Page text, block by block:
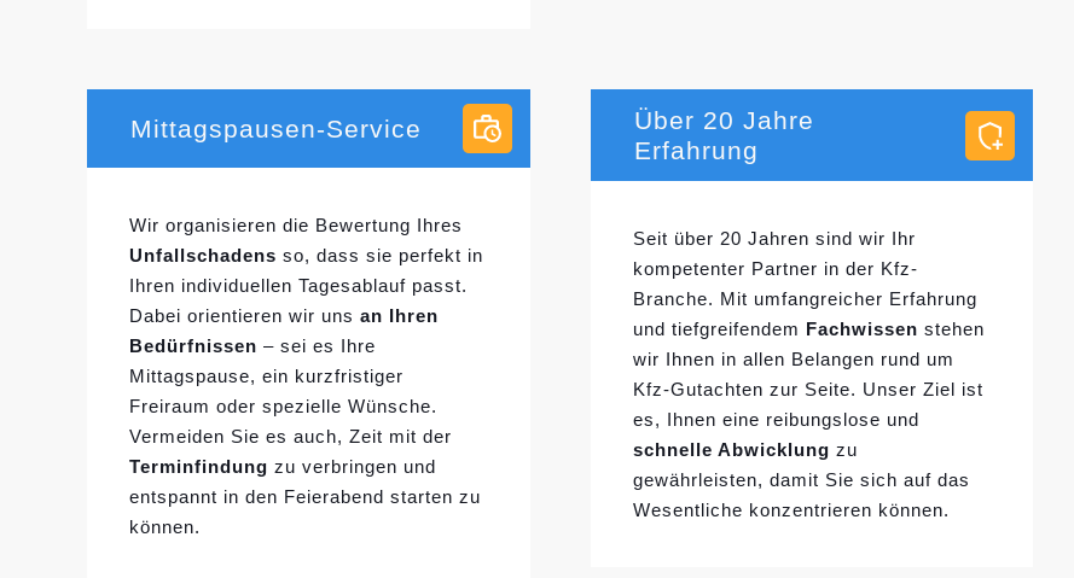
Mittagspausen-Service
Wir organisieren die Bewertung Ihres
Unfallschadens so, dass sie perfekt in
Ihren individuellen Tagesablauf passt.
Dabei orientieren wir uns an Ihren
Bedürfnissen – sei es Ihre
Mittagspause, ein kurzfristiger
Freiraum oder spezielle Wünsche.
Vermeiden Sie es auch, Zeit mit der
Terminfindung zu verbringen und
entspannt in den Feierabend starten zu
können.
Über 20 Jahre
Erfahrung
Seit über 20 Jahren sind wir Ihr
kompetenter Partner in der Kfz-
Branche. Mit umfangreicher Erfahrung
und tiefgreifendem Fachwissen stehen
wir Ihnen in allen Belangen rund um
Kfz-Gutachten zur Seite. Unser Ziel ist
es, Ihnen eine reibungslose und
schnelle Abwicklung zu
gewährleisten, damit Sie sich auf das
Wesentliche konzentrieren können.